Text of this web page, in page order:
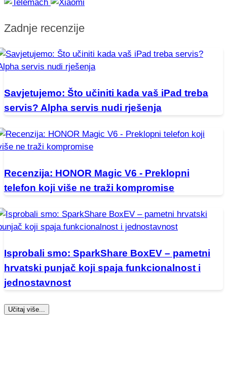
Zadnje recenzije
Savjetujemo: Što učiniti kada vaš iPad treba
servis? Alpha servis nudi rješenja
Recenzija: HONOR Magic V6 - Preklopni
telefon koji više ne traži kompromise
Isprobali smo: SparkShare BoxEV – pametni
hrvatski punjač koji spaja funkcionalnost i
jednostavnost
Učitaj više...